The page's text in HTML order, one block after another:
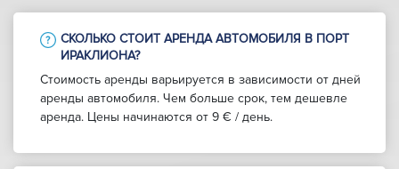
СКОЛЬКО СТОИТ АРЕНДА АВТОМОБИЛЯ В ПОРТ
ИРАКЛИОНА?
Стоимость аренды варьируется в зависимости от дней
аренды автомобиля. Чем больше срок, тем дешевле
аренда. Цены начинаются от 9 € / день.